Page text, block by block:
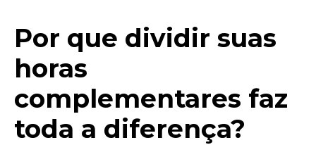
Por que dividir suas
horas
complementares faz
toda a diferença?